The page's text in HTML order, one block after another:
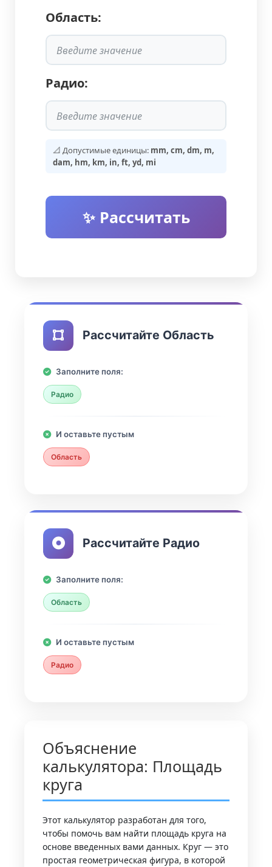
Область:
Радио:
📐 Допустимые единицы: mm, cm, dm, m,
dam, hm, km, in, ft, yd, mi
✨ Рассчитать
Рассчитайте Область
Заполните поля:
Радио
И оставьте пустым
Область
Рассчитайте Радио
Заполните поля:
Область
И оставьте пустым
Радио
Объяснение
калькулятора: Площадь
круга
Этот калькулятор разработан для того,
чтобы помочь вам найти площадь круга на
основе введенных вами данных. Круг — это
простая геометрическая фигура, в которой